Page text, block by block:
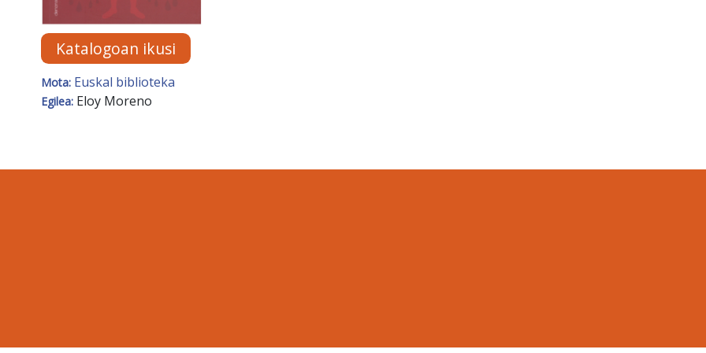
Katalogoan ikusi
Mota: Euskal biblioteka
Egilea: Eloy Moreno